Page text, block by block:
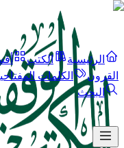
الرئيسية الكتب
القرون
الكلمات
البحث